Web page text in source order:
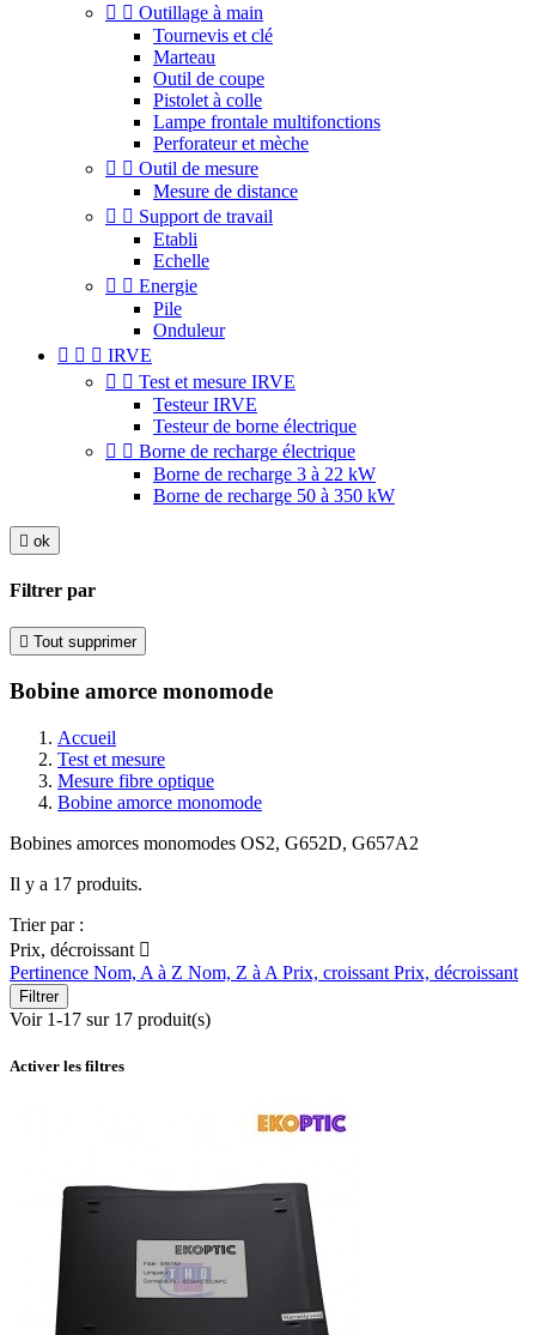
  Outillage à main
Tournevis et clé
Marteau
Outil de coupe
Pistolet à colle
Lampe frontale multifonctions
Perforateur et mèche
  Outil de mesure
Mesure de distance
  Support de travail
Etabli
Echelle
  Energie
Pile
Onduleur
   IRVE
  Test et mesure IRVE
Testeur IRVE
Testeur de borne électrique
  Borne de recharge électrique
Borne de recharge 3 à 22 kW
Borne de recharge 50 à 350 kW
 ok
Filtrer par
 Tout supprimer
Bobine amorce monomode
Accueil
Test et mesure
Mesure fibre optique
Bobine amorce monomode
Bobines amorces monomodes OS2, G652D, G657A2
Il y a 17 produits.
Trier par :
Prix, décroissant 
Pertinence Nom, A à Z Nom, Z à A Prix, croissant Prix, décroissant
Filtrer
Voir 1-17 sur 17 produit(s)
Activer les filtres